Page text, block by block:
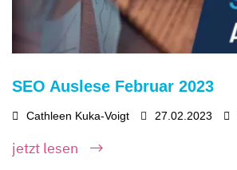
SEO Auslese Februar 2023
Cathleen Kuka-Voigt 27.02.2023
jetzt lesen